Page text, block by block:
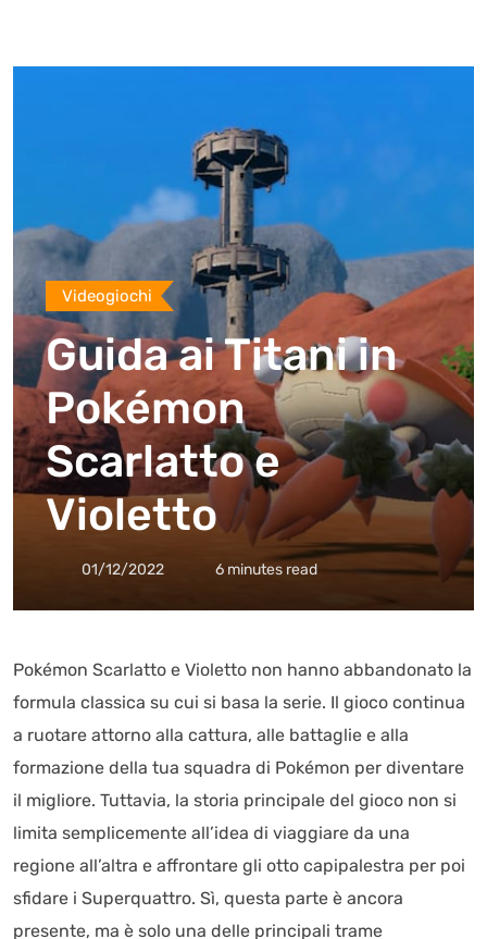
Videogiochi
Guida ai Titani in
Pokémon
Scarlatto e
Violetto
01/12/2022 6 minutes read
Pokémon Scarlatto e Violetto non hanno abbandonato la
formula classica su cui si basa la serie. Il gioco continua
a ruotare attorno alla cattura, alle battaglie e alla
formazione della tua squadra di Pokémon per diventare
il migliore. Tuttavia, la storia principale del gioco non si
limita semplicemente all’idea di viaggiare da una
regione all’altra e affrontare gli otto capipalestra per poi
sfidare i Superquattro. Sì, questa parte è ancora
presente, ma è solo una delle principali trame